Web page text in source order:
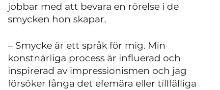
jobbar med att bevara en rörelse i de
smycken hon skapar.
– Smycke är ett språk för mig. Min
konstnärliga process är influerad och
inspirerad av impressionismen och jag
försöker fånga det efemära eller tillfälliga